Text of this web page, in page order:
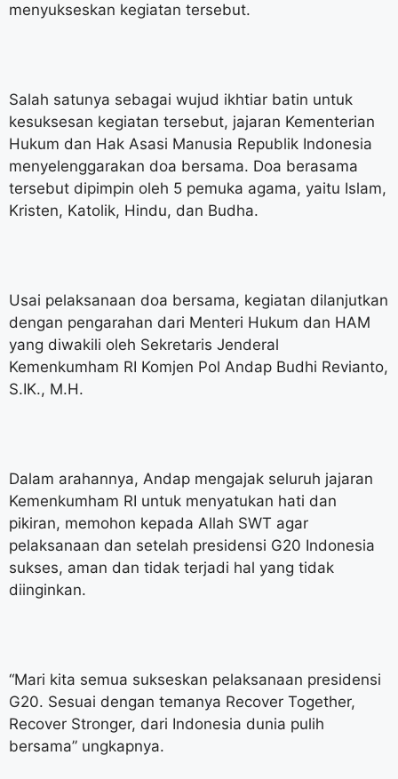
menyukseskan kegiatan tersebut.
Salah satunya sebagai wujud ikhtiar batin untuk
kesuksesan kegiatan tersebut, jajaran Kementerian
Hukum dan Hak Asasi Manusia Republik Indonesia
menyelenggarakan doa bersama. Doa berasama
tersebut dipimpin oleh 5 pemuka agama, yaitu Islam,
Kristen, Katolik, Hindu, dan Budha.
Usai pelaksanaan doa bersama, kegiatan dilanjutkan
dengan pengarahan dari Menteri Hukum dan HAM
yang diwakili oleh Sekretaris Jenderal
Kemenkumham RI Komjen Pol Andap Budhi Revianto,
S.IK., M.H.
Dalam arahannya, Andap mengajak seluruh jajaran
Kemenkumham RI untuk menyatukan hati dan
pikiran, memohon kepada Allah SWT agar
pelaksanaan dan setelah presidensi G20 Indonesia
sukses, aman dan tidak terjadi hal yang tidak
diinginkan.
“Mari kita semua sukseskan pelaksanaan presidensi
G20. Sesuai dengan temanya Recover Together,
Recover Stronger, dari Indonesia dunia pulih
bersama” ungkapnya.